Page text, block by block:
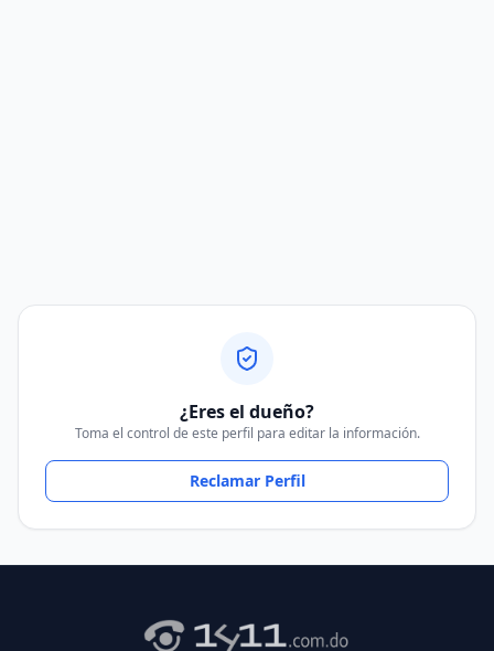
¿Eres el dueño?
Toma el control de este perfil para editar la información.
Reclamar Perfil